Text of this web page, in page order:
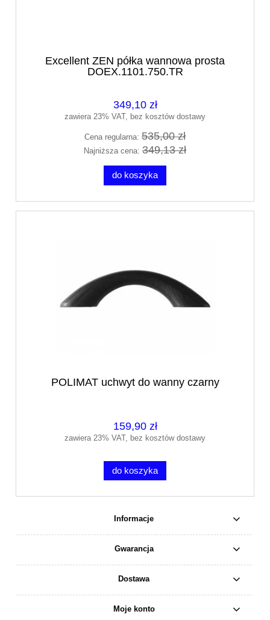
Excellent ZEN półka wannowa prosta
DOEX.1101.750.TR
349,10 zł
zawiera 23% VAT, bez kosztów dostawy
Cena regularna: 535,00 zł
Najniższa cena: 349,13 zł
do koszyka
POLIMAT uchwyt do wanny czarny
159,90 zł
zawiera 23% VAT, bez kosztów dostawy
do koszyka
Informacje
Gwarancja
Dostawa
Moje konto